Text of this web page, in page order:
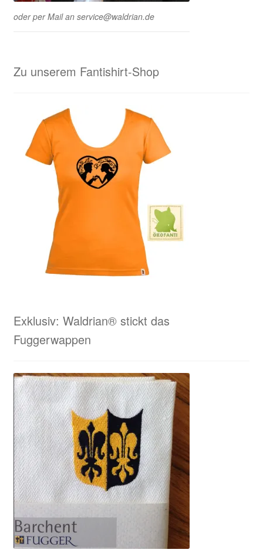
oder per Mail an service@waldrian.de
Zu unserem Fantishirt-Shop
Exklusiv: Waldrian® stickt das
Fuggerwappen